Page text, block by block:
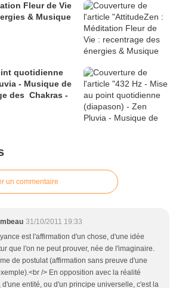
Fleur de Vie
& Musique
quotidienne
- Musique de
des Chakras -
un commentaire
31/10/2011 19:33
est l'affirmation d'un chose, d'une idée
que l'on ne peut prouver, née de l'imaginaire.
de postulat (affirmation sans preuve d'une
/> En opposition avec la réalité
d'une entité, ou d'un principe universelle, c'est la